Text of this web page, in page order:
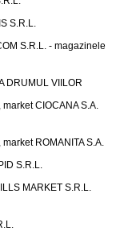
S.R.L.
S.R.L. - magazinele
DRUMUL VIILOR
market CIOCANA S.A.
market ROMANITA S.A.
S.R.L.
MARKET S.R.L.